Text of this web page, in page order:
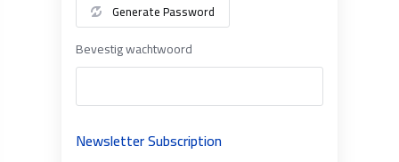
Generate Password
Bevestig wachtwoord
Newsletter Subscription